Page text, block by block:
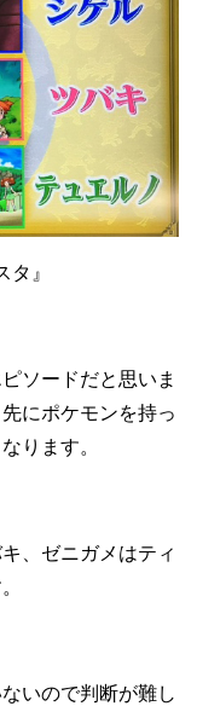
タ』
ソードだと思いま
にポケモンを持っ
ります。
、ゼニガメはティ
いので判断が難し